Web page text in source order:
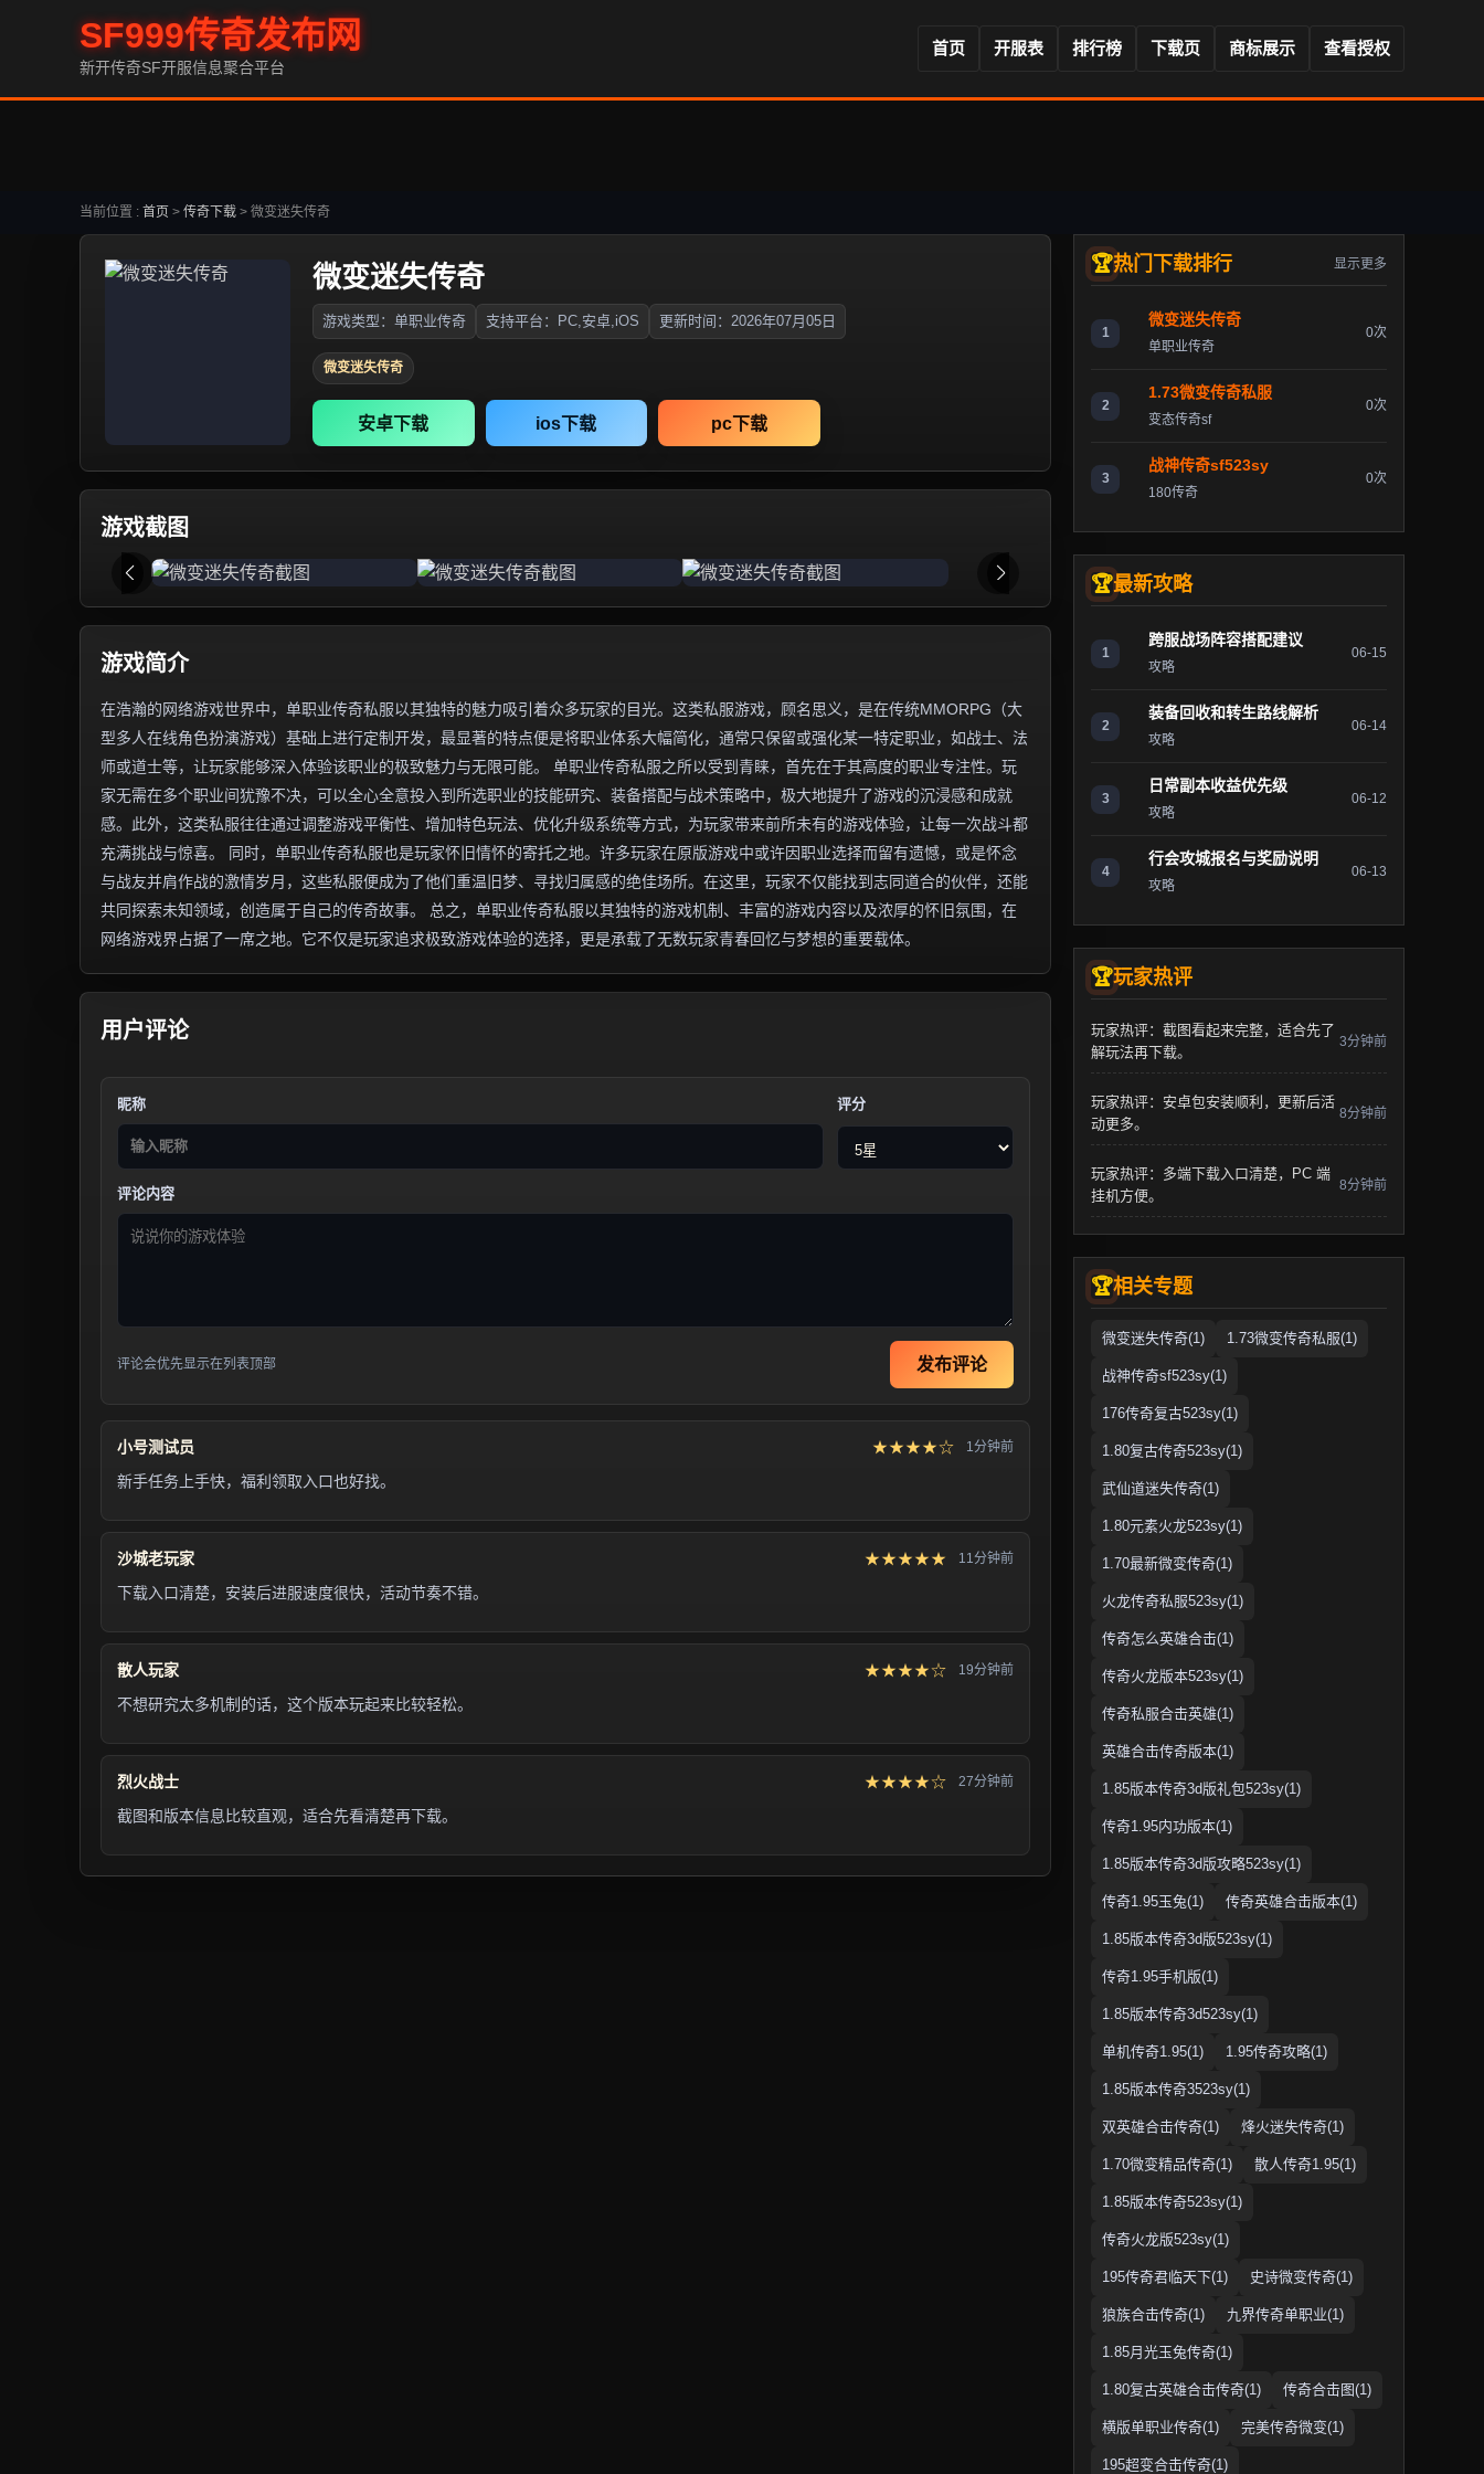
SF999传奇发布网
新开传奇SF开服信息聚合平台
首页 开服表 排行榜 下载页 商标展示 查看授权
当前位置 : 首页 > 传奇下载 > 微变迷失传奇
微变迷失传奇
游戏类型：单职业传奇 支持平台：PC,安卓,iOS 更新时间：2026年07月05日
微变迷失传奇
安卓下载 ios下载 pc下载
游戏截图
游戏简介
在浩瀚的网络游戏世界中，单职业传奇私服以其独特的魅力吸引着众多玩家的目光。这类私服游戏，顾名思义，是在传统MMORPG（大
型多人在线角色扮演游戏）基础上进行定制开发，最显著的特点便是将职业体系大幅简化，通常只保留或强化某一特定职业，如战士、法
师或道士等，让玩家能够深入体验该职业的极致魅力与无限可能。 单职业传奇私服之所以受到青睐，首先在于其高度的职业专注性。玩
家无需在多个职业间犹豫不决，可以全心全意投入到所选职业的技能研究、装备搭配与战术策略中，极大地提升了游戏的沉浸感和成就
感。此外，这类私服往往通过调整游戏平衡性、增加特色玩法、优化升级系统等方式，为玩家带来前所未有的游戏体验，让每一次战斗都
充满挑战与惊喜。 同时，单职业传奇私服也是玩家怀旧情怀的寄托之地。许多玩家在原版游戏中或许因职业选择而留有遗憾，或是怀念
与战友并肩作战的激情岁月，这些私服便成为了他们重温旧梦、寻找归属感的绝佳场所。在这里，玩家不仅能找到志同道合的伙伴，还能
共同探索未知领域，创造属于自己的传奇故事。 总之，单职业传奇私服以其独特的游戏机制、丰富的游戏内容以及浓厚的怀旧氛围，在
网络游戏界占据了一席之地。它不仅是玩家追求极致游戏体验的选择，更是承载了无数玩家青春回忆与梦想的重要载体。
用户评论
昵称 评分
评论内容
评论会优先显示在列表顶部 发布评论
小号测试员 ★★★★☆ 1分钟前
新手任务上手快，福利领取入口也好找。
沙城老玩家 ★★★★★ 11分钟前
下载入口清楚，安装后进服速度很快，活动节奏不错。
散人玩家 ★★★★☆ 19分钟前
不想研究太多机制的话，这个版本玩起来比较轻松。
烈火战士 ★★★★☆ 27分钟前
截图和版本信息比较直观，适合先看清楚再下载。
热门下载排行 显示更多
1
微变迷失传奇
单职业传奇
0次
2
1.73微变传奇私服
变态传奇sf
0次
3
战神传奇sf523sy
180传奇
0次
最新攻略
1
跨服战场阵容搭配建议
攻略
06-15
2
装备回收和转生路线解析
攻略
06-14
3
日常副本收益优先级
攻略
06-12
4
行会攻城报名与奖励说明
攻略
06-13
玩家热评
玩家热评：截图看起来完整，适合先了
解玩法再下载。
3分钟前
玩家热评：安卓包安装顺利，更新后活
动更多。
8分钟前
玩家热评：多端下载入口清楚，PC 端
挂机方便。
8分钟前
相关专题
微变迷失传奇(1) 1.73微变传奇私服(1)
战神传奇sf523sy(1)
176传奇复古523sy(1)
1.80复古传奇523sy(1)
武仙道迷失传奇(1)
1.80元素火龙523sy(1)
1.70最新微变传奇(1)
火龙传奇私服523sy(1)
传奇怎么英雄合击(1)
传奇火龙版本523sy(1)
传奇私服合击英雄(1)
英雄合击传奇版本(1)
1.85版本传奇3d版礼包523sy(1)
传奇1.95内功版本(1)
1.85版本传奇3d版攻略523sy(1)
传奇1.95玉兔(1) 传奇英雄合击版本(1)
1.85版本传奇3d版523sy(1)
传奇1.95手机版(1)
1.85版本传奇3d523sy(1)
单机传奇1.95(1) 1.95传奇攻略(1)
1.85版本传奇3523sy(1)
双英雄合击传奇(1) 烽火迷失传奇(1)
1.70微变精品传奇(1) 散人传奇1.95(1)
1.85版本传奇523sy(1)
传奇火龙版523sy(1)
195传奇君临天下(1) 史诗微变传奇(1)
狼族合击传奇(1) 九界传奇单职业(1)
1.85月光玉兔传奇(1)
1.80复古英雄合击传奇(1) 传奇合击图(1)
横版单职业传奇(1) 完美传奇微变(1)
195超变合击传奇(1)